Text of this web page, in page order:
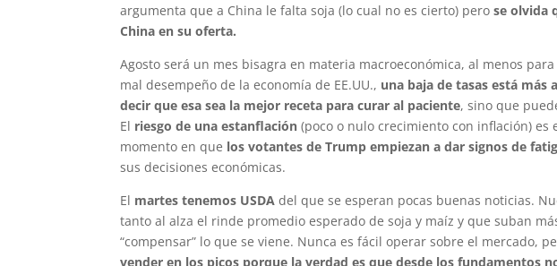
argumenta que a China le falta soja (lo cual no es cierto) perose olvida
China en su oferta.
Agosto será un mes bisagra en materia macroeconómica, al menos
mal desempeño de la economía de EE.UU., una baja de tasas está más
decir que esa sea la mejor receta para curar al paciente, sino que
El riesgo de una estanflación (poco o nulo crecimiento con inflación) es
momento en que los votantes de Trump empiezan a dar signos de
sus decisiones económicas.
El martes tenemos USDA del que se esperan pocas buenas noticias.
tanto al alza el rinde promedio esperado de soja y maíz y que suban
“compensar” lo que se viene. Nunca es fácil operar sobre el mercado,
vender en los picos porque la verdad es que desde los fundamentos